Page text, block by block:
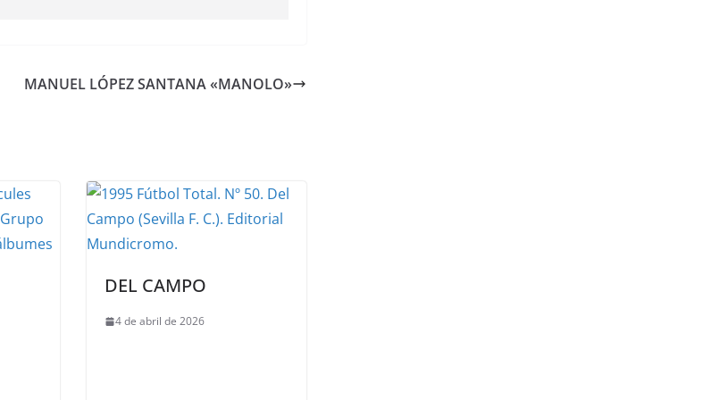
MANUEL LÓPEZ SANTANA «MANOLO»
DEL CAMPO
4 de abril de 2026